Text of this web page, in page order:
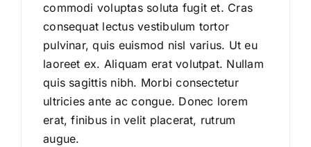
commodi voluptas soluta fugit et. Cras
consequat lectus vestibulum tortor
pulvinar, quis euismod nisl varius. Ut eu
laoreet ex. Aliquam erat volutpat. Nullam
quis sagittis nibh. Morbi consectetur
ultricies ante ac congue. Donec lorem
erat, finibus in velit placerat, rutrum
augue.